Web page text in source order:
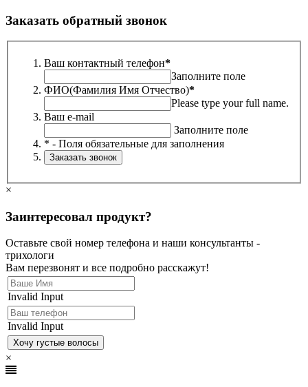
Заказать обратный звонок
Ваш контактный телефон*
Заполните поле
ФИО(Фамилия Имя Отчество)*
Please type your full name.
Ваш e-mail
Заполните поле
* - Поля обязательные для заполнения
×
Заинтересовал продукт?
Оставьте свой номер телефона и наши консультанты -
трихологи
Вам перезвонят и все подробно расскажут!
Invalid Input
Invalid Input
×